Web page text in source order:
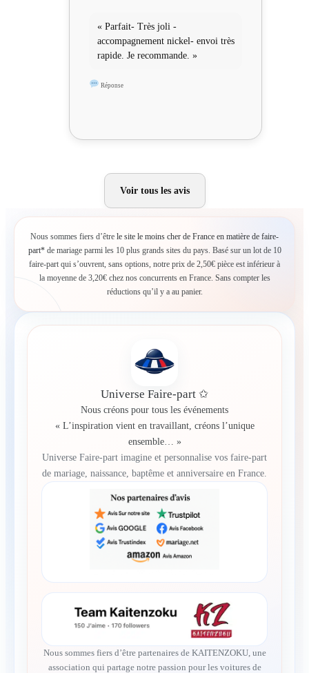
« Parfait- Très joli -
accompagnement nickel- envoi très
rapide. Je recommande. »
Réponse
Voir tous les avis
Nous sommes fiers d’être le site le moins cher de France en matière de faire-
part*de mariage parmi les 10 plus grands sites du pays. Basé sur un lot de 10
faire-part qui s’ouvrent, sans options, notre prix de 2,50€ pièce est inférieur à
la moyenne de 3,20€ chez nos concurrents en France. Sans compter les
réductions qu’il y a au panier.
Universe Faire-part ✩
Nous créons pour tous les événements
« L’inspiration vient en travaillant, créons l’unique
ensemble… »
Universe Faire-part imagine et personnalise vos faire-part
de mariage, naissance, baptême et anniversaire en France.
Nous sommes fiers d’être partenaires de KAITENZOKU, une
association qui partage notre passion pour les voitures de